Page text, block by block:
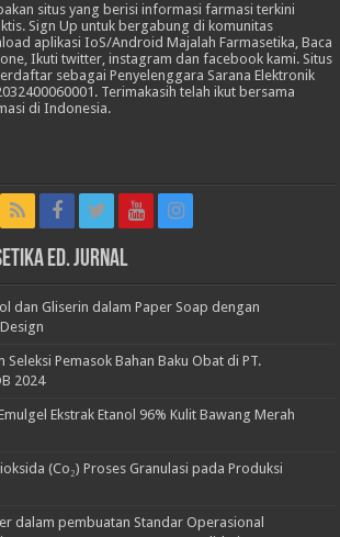
situs yang berisi informasi farmasi terkini
Sign Up untuk bergabung di komunitas
aplikasi IoS/Android Majalah Farmasetika, Baca
Ikuti twitter, instagram dan facebook kami. Situs
sebagai Penyelenggara Sarana Elektronik
Terimakasih telah ikut bersama
di Indonesia.
Ed. Jurnal
dan Gliserin dalam Paper Soap dengan
Seleksi Pemasok Bahan Baku Obat di PT.
2024
Ekstrak Etanol 96% Kulit Bawang Merah
(Co₂) Proses Granulasi pada Produksi
dalam pembuatan Standar Operasional